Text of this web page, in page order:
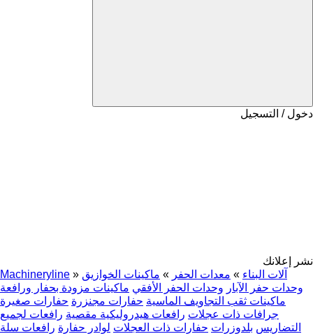
دخول / التسجيل
نشر إعلانك
Machineryline » آلات البناء » معدات الحفر » ماكينات الخوازيق
وحدات حفر الآبار وحدات الحفر الأفقي ماكينات مزودة بحفار ورافعة
ماكينات ثقب التجاويف الماسية حفارات مجنزرة حفارات صغيرة
جرافات ذات عجلات رافعات هيدروليكية مقصية رافعات لجميع
التضاريس بلدوزرات حفارات ذات العجلات لوادر حفارة رافعات سلة